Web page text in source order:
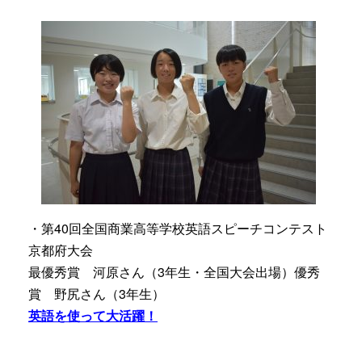
・第40回全国商業高等学校英語スピーチコンテスト
京都府大会
最優秀賞 河原さん（3年生・全国大会出場）優秀
賞 野尻さん（3年生）
英語を使って大活躍！